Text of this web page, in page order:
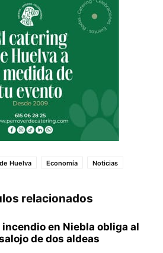
Huelva Economía Noticias
relacionados
incendio en Niebla obliga al
de dos aldeas